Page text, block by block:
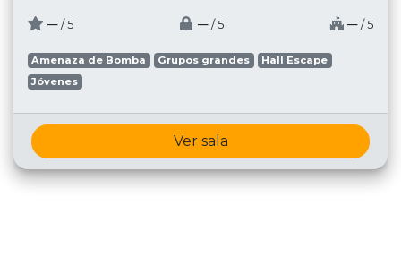
─ / 5 ─ / 5 ─ / 5
Amenaza de Bomba Grupos grandes
Hall Escape
Jóvenes
Ver sala